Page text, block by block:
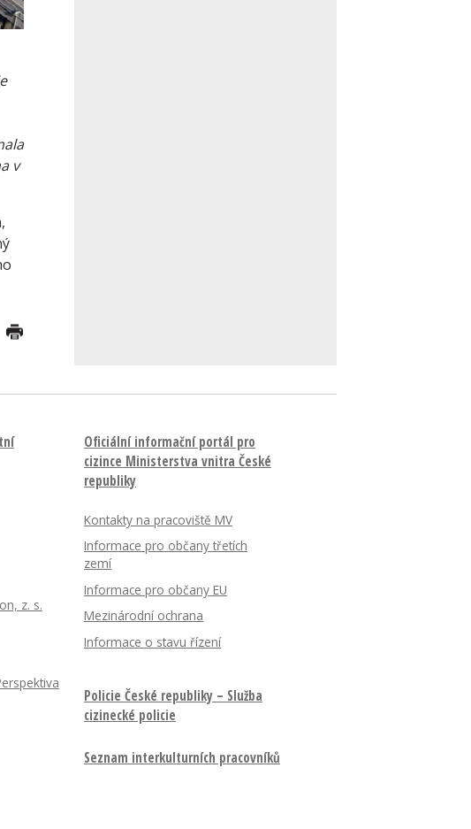
v
z. s.
Oficiální informační portál pro
cizince Ministerstva vnitra České
republiky
Kontakty na pracoviště MV
Informace pro občany třetích
zemí
Informace pro občany EU
Mezinárodní ochrana
Informace o stavu řízení
Policie České republiky – Služba
cizinecké policie
Seznam interkulturních pracovníků